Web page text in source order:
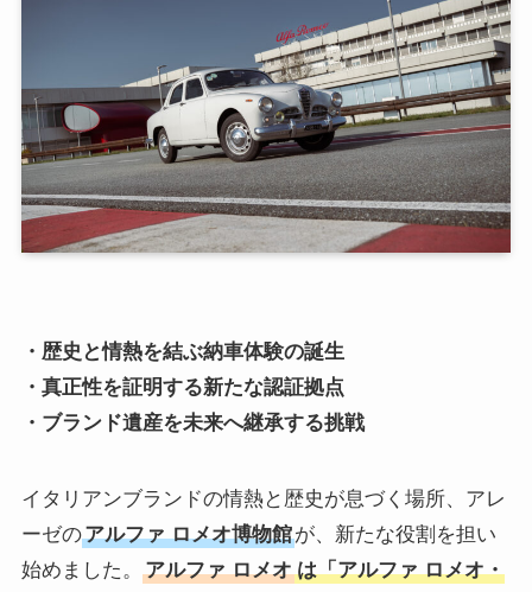
・歴史と情熱を結ぶ納車体験の誕生
・真正性を証明する新たな認証拠点
・ブランド遺産を未来へ継承する挑戦
イタリアンブランドの情熱と歴史が息づく場所、アレ
ーゼのアルファ ロメオ博物館が、新たな役割を担い
始めました。
アルファ ロメオ は「アルファ ロメオ・